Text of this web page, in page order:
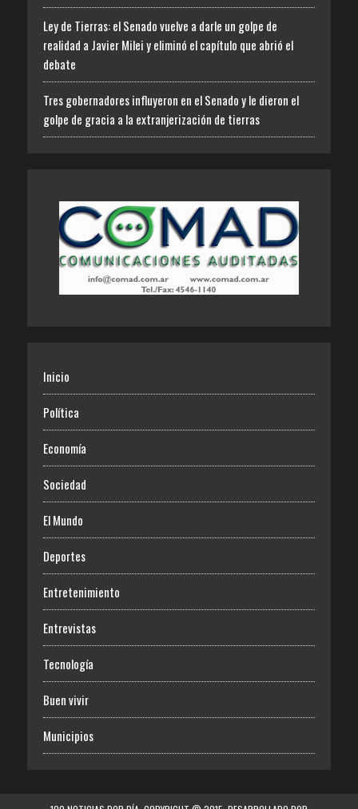
Ley de Tierras: el Senado vuelve a darle un golpe de
realidad a Javier Milei y eliminó el capítulo que abrió el
debate
Tres gobernadores influyeron en el Senado y le dieron el
golpe de gracia a la extranjerización de tierras
Inicio
Política
Economía
Sociedad
El Mundo
Deportes
Entretenimiento
Entrevistas
Tecnología
Buen vivir
Municipios